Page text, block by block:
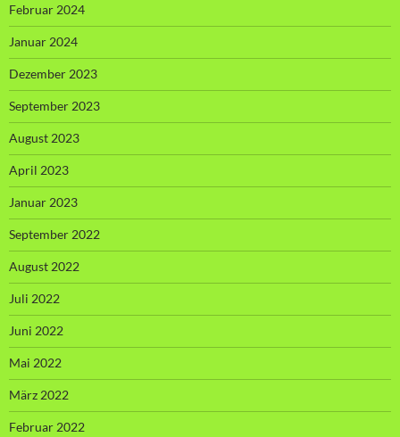
Februar 2024
Januar 2024
Dezember 2023
September 2023
August 2023
April 2023
Januar 2023
September 2022
August 2022
Juli 2022
Juni 2022
Mai 2022
März 2022
Februar 2022